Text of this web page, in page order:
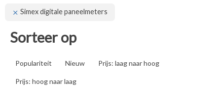
Simex digitale paneelmeters
Sorteer op
Populariteit Nieuw Prijs: laag naar hoog
Prijs: hoog naar laag